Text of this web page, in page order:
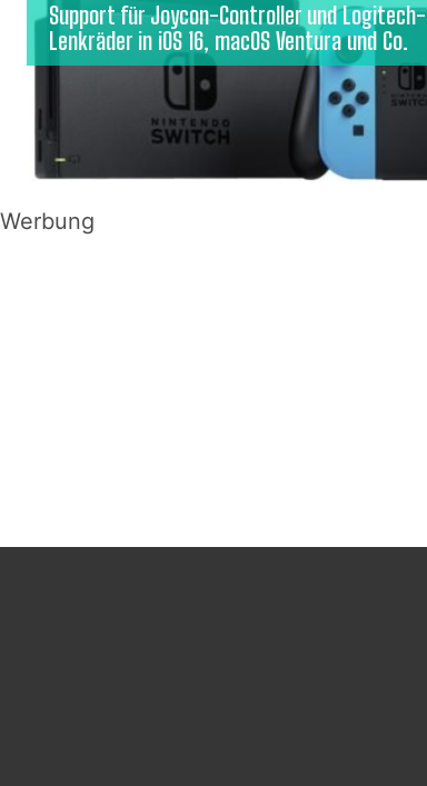
Support für Joycon-Controller und Logitech-
Lenkräder in iOS 16, macOS Ventura und Co.
Werbung